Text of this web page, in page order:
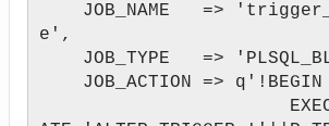
JOB_NAME =>
e',
JOB_TYPE =>
JOB_ACTION => q'!BEGIN
EXECUTE